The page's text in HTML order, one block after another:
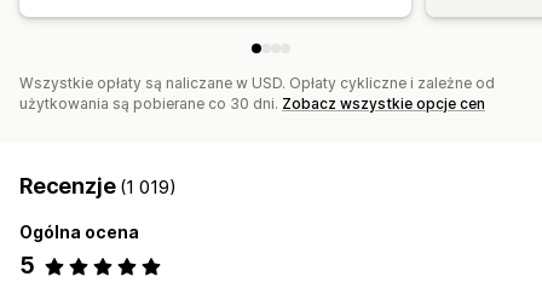
Segmenty klientów
Geolokalizacja Oznaczanie Raportowanie Analizy
Wszystkie opłaty są naliczane w USD. Opłaty cykliczne i zależne od
użytkowania są pobierane co 30 dni. Zobacz wszystkie opcje cen
Recenzje (1 019)
Ogólna ocena
5